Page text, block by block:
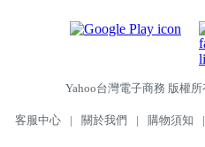
Yahoo台灣電子商務 版權
客服中心 | 關於我們 | 購物須知 |